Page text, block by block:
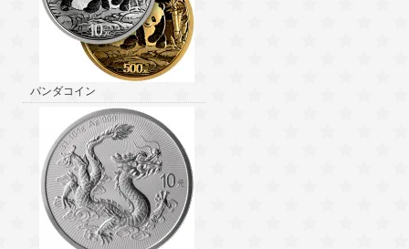
パンダコイン